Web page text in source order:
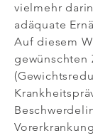
vielmehr
adäquate
Auf diesem
gewünschten